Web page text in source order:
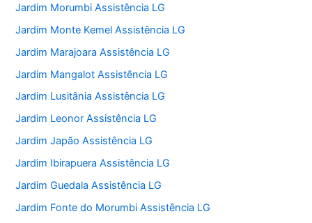
Jardim Morumbi Assistência LG
Jardim Monte Kemel Assistência LG
Jardim Marajoara Assistência LG
Jardim Mangalot Assistência LG
Jardim Lusitânia Assistência LG
Jardim Leonor Assistência LG
Jardim Japão Assistência LG
Jardim Ibirapuera Assistência LG
Jardim Guedala Assistência LG
Jardim Fonte do Morumbi Assistência LG